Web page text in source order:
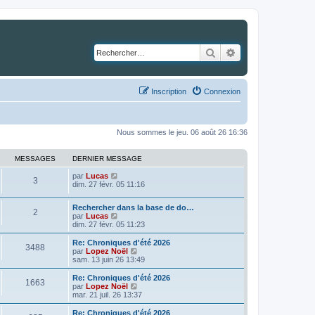
Rechercher
Connexion
Inscription
Nous sommes le jeu. 06 août 26 16:36
MESSAGES DERNIER MESSAGE
3 par Lucas
o
s
u
t
e
r
l
e
d
e
r
n
i
e
dim. 27 févr. 05 11:16
2
Rechercher dans la base de do…
par Lucas
o
n
s
u
l
r
l
e
dim. 27 févr. 05 11:23
3488
Re: Chroniques d'été 2026
par Lopez Noël
o
n
s
l
e
sam. 13 juin 26 13:49
1663
Re: Chroniques d'été 2026
par Lopez Noël
o
n
s
mar. 21 juil. 26 13:37
Re: Chroniques d'été 2026